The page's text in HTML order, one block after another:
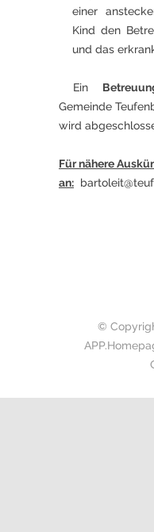
einer
Kind den
und das
Ein
Gemeinde
wird
Für nähere
an:
©